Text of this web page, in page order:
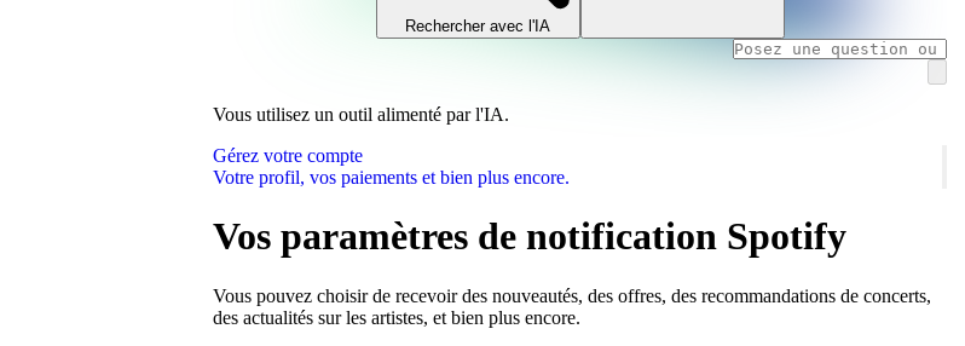
Rechercher avec l'IA
Vous utilisez un outil alimenté par l'IA.
Gérez votre compte
Votre profil, vos paiements et bien plus encore.
Vos paramètres de notification Spotify
Vous pouvez choisir de recevoir des nouveautés, des offres, des recommandations de concerts,
des actualités sur les artistes, et bien plus encore.